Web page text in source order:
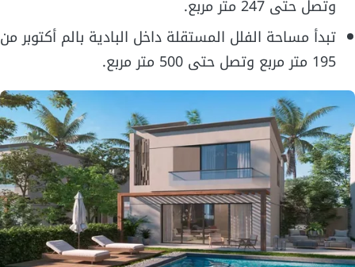
وتصل حتى 247 متر مربع.
تبدأ مساحة الفلل المستقلة داخل البادية بالم أكتوبر من
195 متر مربع وتصل حتى 500 متر مربع.